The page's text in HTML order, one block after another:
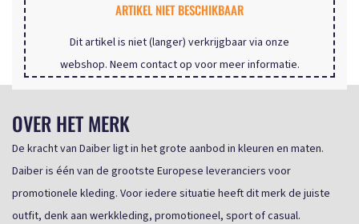
ARTIKEL NIET BESCHIKBAAR
Dit artikel is niet (langer) verkrijgbaar via onze
webshop. Neem contact op voor meer informatie.
OVER HET MERK
De kracht van Daiber ligt in het grote aanbod in kleuren en maten.
Daiber is één van de grootste Europese leveranciers voor
promotionele kleding. Voor iedere situatie heeft dit merk de juiste
outfit, denk aan werkkleding, promotioneel, sport of casual.